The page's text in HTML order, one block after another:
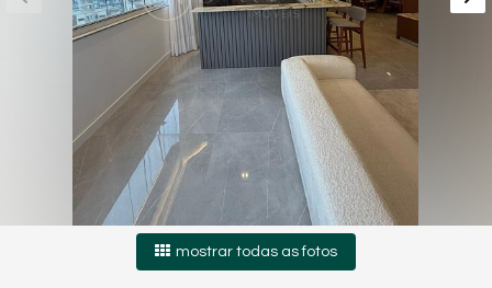
mostrar todas as fotos